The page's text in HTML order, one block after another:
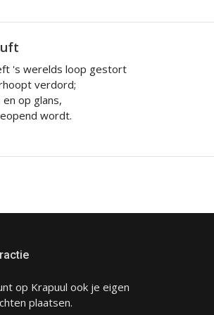
's werelds loop gestort
verdord;
op glans,
wordt.
op Krapuul ook je eigen
plaatsen.